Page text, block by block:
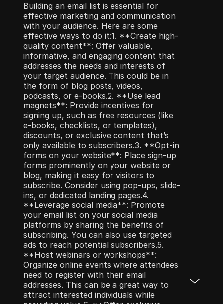
Building an email list is essential for
effective marketing and communication
with your audience. Here are some
effective ways to do it:1. **Create high-
quality content**: Offer valuable,
informative, and engaging content that
addresses the needs and interests of
your target audience. This could be in
the form of blog posts, videos,
podcasts, or e-books.2. **Use lead
magnets**: Provide incentives for
signing up, such as free resources (like
e-books, checklists, or templates),
discounts, or exclusive content that’s
only available to subscribers.3. **Opt-in
forms on your website**: Place sign-up
forms prominently on your website or
blog, making it easy for visitors to
subscribe. Consider using pop-ups, slide-
ins, or dedicated landing pages.4.
**Leverage social media**: Promote
your email list on your social media
platforms by sharing the benefits of
subscribing. You can also use targeted
ads to reach potential subscribers.5.
**Host webinars or workshops**:
Organize online events where attendees
need to register with their email
addresses. This can be a great way to
attract interested individuals while